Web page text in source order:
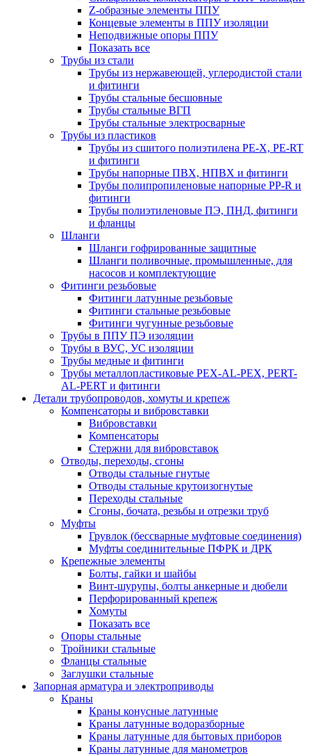
Z-образные элементы ППУ
Концевые элементы в ППУ изоляции
Неподвижные опоры ППУ
Показать все
Трубы из стали
Трубы из нержавеющей, углеродистой стали
и фитинги
Трубы стальные бесшовные
Трубы стальные ВГП
Трубы стальные электросварные
Трубы из пластиков
Трубы из сшитого полиэтилена PE-X, PE-RT
и фитинги
Трубы напорные ПВХ, НПВХ и фитинги
Трубы полипропиленовые напорные PP-R и
фитинги
Трубы полиэтиленовые ПЭ, ПНД, фитинги
и фланцы
Шланги
Шланги гофрированные защитные
Шланги поливочные, промышленные, для
насосов и комплектующие
Фитинги резьбовые
Фитинги латунные резьбовые
Фитинги стальные резьбовые
Фитинги чугунные резьбовые
Трубы в ППУ ПЭ изоляции
Трубы в ВУС, УС изоляции
Трубы медные и фитинги
Трубы металлопластиковые PEX-AL-PEX, PERT-
AL-PERT и фитинги
Детали трубопроводов, хомуты и крепеж
Компенсаторы и вибровставки
Вибровставки
Компенсаторы
Стержни для вибровставок
Отводы, переходы, сгоны
Отводы стальные гнутые
Отводы стальные крутоизогнутые
Переходы стальные
Сгоны, бочата, резьбы и отрезки труб
Муфты
Грувлок (бессварные муфтовые соединения)
Муфты соединительные ПФРК и ДРК
Крепежные элементы
Болты, гайки и шайбы
Винт-шурупы, болты анкерные и дюбели
Перфорированный крепеж
Хомуты
Показать все
Опоры стальные
Тройники стальные
Фланцы стальные
Заглушки стальные
Запорная арматура и электроприводы
Краны
Краны конусные латунные
Краны латунные водоразборные
Краны латунные для бытовых приборов
Краны латунные для манометров